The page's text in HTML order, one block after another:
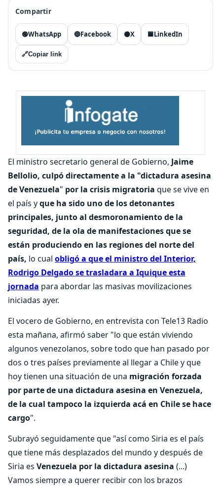
Compartir
🟢WhatsApp 🔵Facebook ⚫X 🟦LinkedIn
🔗Copiar link
El ministro secretario general de Gobierno, Jaime
Bellolio, culpó directamente a la "dictadura asesina
de Venezuela" por la crisis migratoria que se vive en
el país yque ha sido uno de los detonantes
principales, junto al desmoronamiento de la
seguridad, de la ola de manifestaciones que se
están produciendo en las regiones del norte del
país, lo cual obligó a que el ministro del Interior,
Rodrigo Delgado se trasladara a Iquique esta
jornada para abordar las masivas movilizaciones
iniciadas ayer.
El vocero de Gobierno, en entrevista con Tele13 Radio
esta mañana, afirmó saber "lo que están viviendo
algunos venezolanos, sobre todo que han pasado por
dos o tres países previamente al llegar a Chile y que
hoy tienen una situación de una migración forzada
por parte de una dictadura asesina en Venezuela,
de la cual tampoco la izquierda acá en Chile se hace
cargo".
Subrayó seguidamente que "así como Siria es el país
que tiene más desplazados del mundo y después de
Siria es Venezuela por la dictadura asesina (...)
Vamos siempre a querer recibir con los brazos